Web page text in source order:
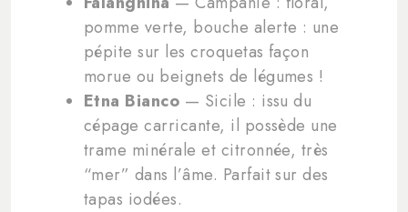
pomme verte, bouche alerte : une
pépite sur les croquetas façon
morue ou beignets de légumes !
Etna Bianco — Sicile : issu du
cépage carricante, il possède une
trame minérale et citronnée, très
“mer” dans l’âme. Parfait sur des
tapas iodées.